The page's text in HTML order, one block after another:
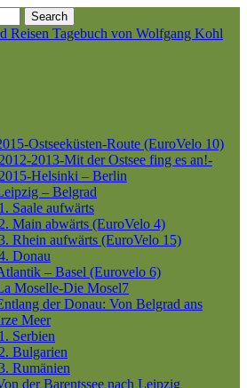
Search
Ostseeküsten-Route (EuroVelo 10)
2012-2013-Mit der Ostsee fing es an!-
2015-Helsinki – Berlin
– Belgrad
1. Saale aufwärts
2. Main abwärts (EuroVelo 4)
Rhein aufwärts (EuroVelo 15)
Donau
– Basel (Eurovelo 6)
Moselle-Die Mosel7
der Donau: Von Belgrad ans
Meer
1. Serbien
2. Bulgarien
Rumänien
der Barentssee nach Leipzig